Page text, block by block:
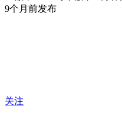
9个月前发布
关注